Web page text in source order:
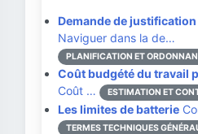
Demande de
Naviguer dans la de…
PLANIFICATION ET
Coût budgété du travail
Coût …
ESTIMATION ET
Les limites de batterie
TERMES TECHNIQUES